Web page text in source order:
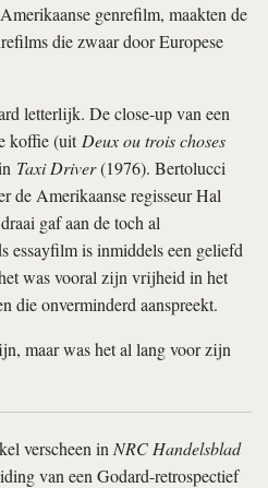
genrefilm, maakten de
die zwaar door Europese
letterlijk. De close-up van een
koffie (uit Deux ou trois choses
Taxi Driver(1976). Bertolucci
de Amerikaanse regisseur Hal
gaf aan de toch al
essayfilm is inmiddels een geliefd
was vooral zijn vrijheid in het
die onverminderd aanspreekt.
maar was het al lang voor zijn
verscheen in NRC Handelsblad
van een Godard-retrospectief